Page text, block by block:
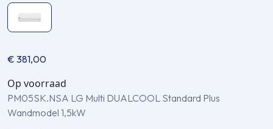
€ 381,00
Op voorraad
PM05SK.NSA LG Multi DUALCOOL Standard Plus
Wandmodel 1,5kW